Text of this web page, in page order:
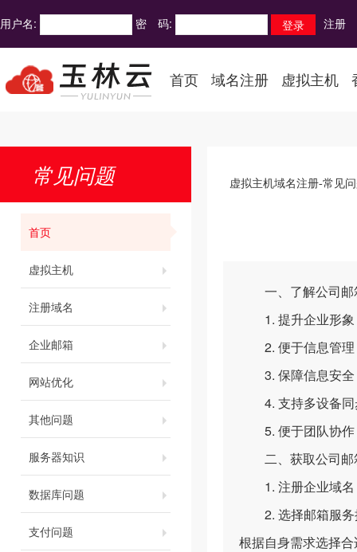
用户名: 密 码: 注册
首页 域名注册 虚拟主机
常见问题
首页
虚拟主机
注册域名
企业邮箱
网站优化
其他问题
服务器知识
数据库问题
支付问题
虚拟主机域名注册-常见
一、了解公司邮
1. 提升企业形象
2. 便于信息管理
3. 保障信息安全
4. 支持多设备同
5. 便于团队协作
二、获取公司邮
1. 注册企业域名
2. 选择邮箱服务
根据自身需求选择